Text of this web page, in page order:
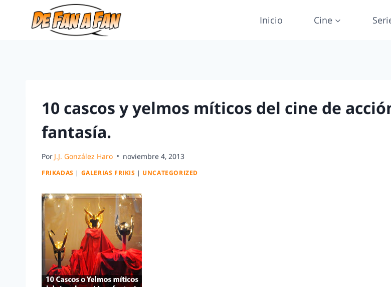
Inicio Cine
10 cascos y yelmos míticos del cine de
fantasía.
Por J.J. González Haro noviembre 4, 2013
FRIKADAS | GALERIAS FRIKIS | UNCATEGORIZED